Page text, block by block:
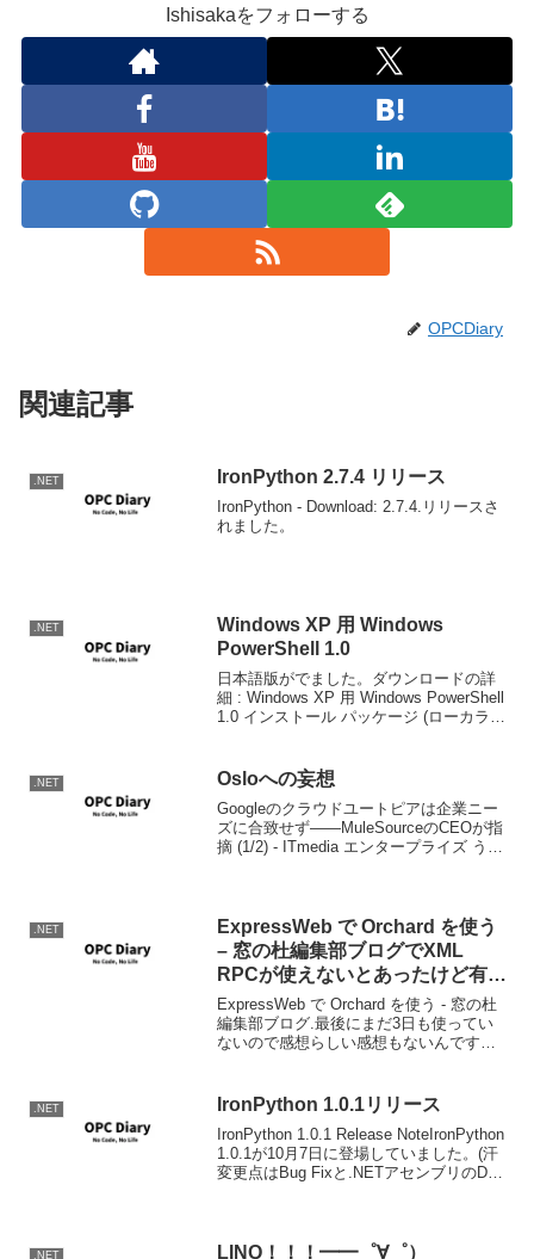
Ishisakaをフォローする
OPCDiary
関連記事
.NET IronPython 2.7.4 リリース
IronPython - Download: 2.7.4.リリースさ
れました。
.NET
Windows XP 用 Windows
PowerShell 1.0
日本語版がでました。ダウンロードの詳
細 : Windows XP 用 Windows PowerShell
1.0 インストール パッケージ (ローカライ
.NET Osloへの妄想
Googleのクラウドユートピアは企業ニー
ズに合致せず――MuleSourceのCEOが指
摘 (1/2) - ITmedia エンタープライズ うー
.NET
ExpressWeb で Orchard を使う
– 窓の杜編集部ブログでXML
RPCが使えないとあったけど有効
にしてないだけだと思う。
ExpressWeb で Orchard を使う - 窓の杜
編集部ブログ.最後にまだ3日も使ってい
ないので感想らしい感想もないんです
り、...
.NET IronPython 1.0.1リリース
IronPython 1.0.1 Release NoteIronPython
1.0.1が10月7日に登場していました。(汗
変更点はBug Fixと.NETアセンブリのDLL
.NET
LINQ！！！━━゜∀゜）